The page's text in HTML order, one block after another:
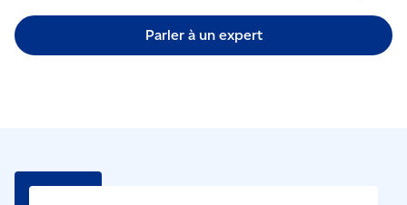
Parler à un expert